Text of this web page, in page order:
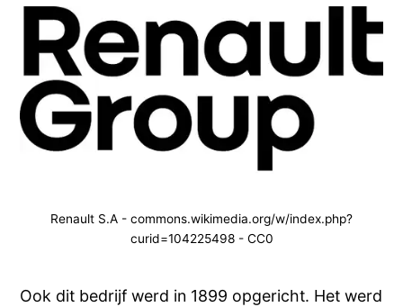
Renault S.A - commons.wikimedia.org/w/index.php?
curid=104225498 - CC0
Ook dit bedrijf werd in 1899 opgericht. Het werd